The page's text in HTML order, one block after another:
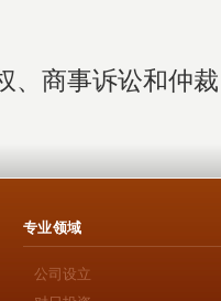
、商事诉讼和仲
专业领域
公司设立